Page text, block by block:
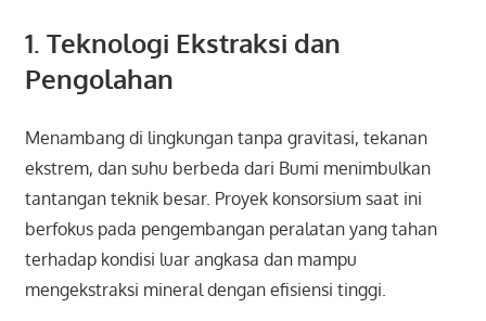
1. Teknologi Ekstraksi dan
Pengolahan
Menambang di lingkungan tanpa gravitasi, tekanan
ekstrem, dan suhu berbeda dari Bumi menimbulkan
tantangan teknik besar. Proyek konsorsium saat ini
berfokus pada pengembangan peralatan yang tahan
terhadap kondisi luar angkasa dan mampu
mengekstraksi mineral dengan efisiensi tinggi.